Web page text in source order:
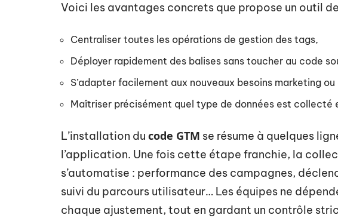
Voici les avantages concrets que propose un outil
Centraliser toutes les opérations de gestion des tags,
Déployer rapidement des balises sans toucher au code
S’adapter facilement aux nouveaux besoins marketing
Maîtriser précisément quel type de données est collecté
L’installation du code GTM se résume à quelques
l’application. Une fois cette étape franchie, la
s’automatise : performance des campagnes,
suivi du parcours utilisateur… Les équipes ne
chaque ajustement, tout en gardant un contrôle